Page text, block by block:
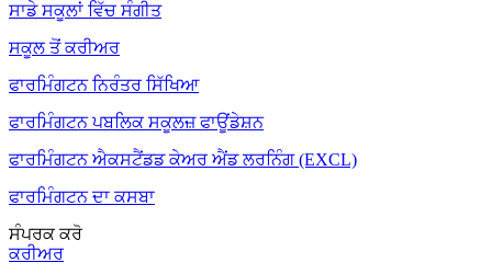
ਸਾਡੇ ਸਕੂਲਾਂ ਵਿੱਚ ਸੰਗੀਤ
ਸਕੂਲ ਤੋਂ ਕਰੀਅਰ
ਫਾਰਮਿੰਗਟਨ ਨਿਰੰਤਰ ਸਿੱਖਿਆ
ਫਾਰਮਿੰਗਟਨ ਪਬਲਿਕ ਸਕੂਲਜ਼ ਫਾਊਂਡੇਸ਼ਨ
ਫਾਰਮਿੰਗਟਨ ਐਕਸਟੈਂਡਡ ਕੇਅਰ ਐਂਡ ਲਰਨਿੰਗ (EXCL)
ਫਾਰਮਿੰਗਟਨ ਦਾ ਕਸਬਾ
ਸੰਪਰਕ ਕਰੋ
ਕਰੀਅਰ